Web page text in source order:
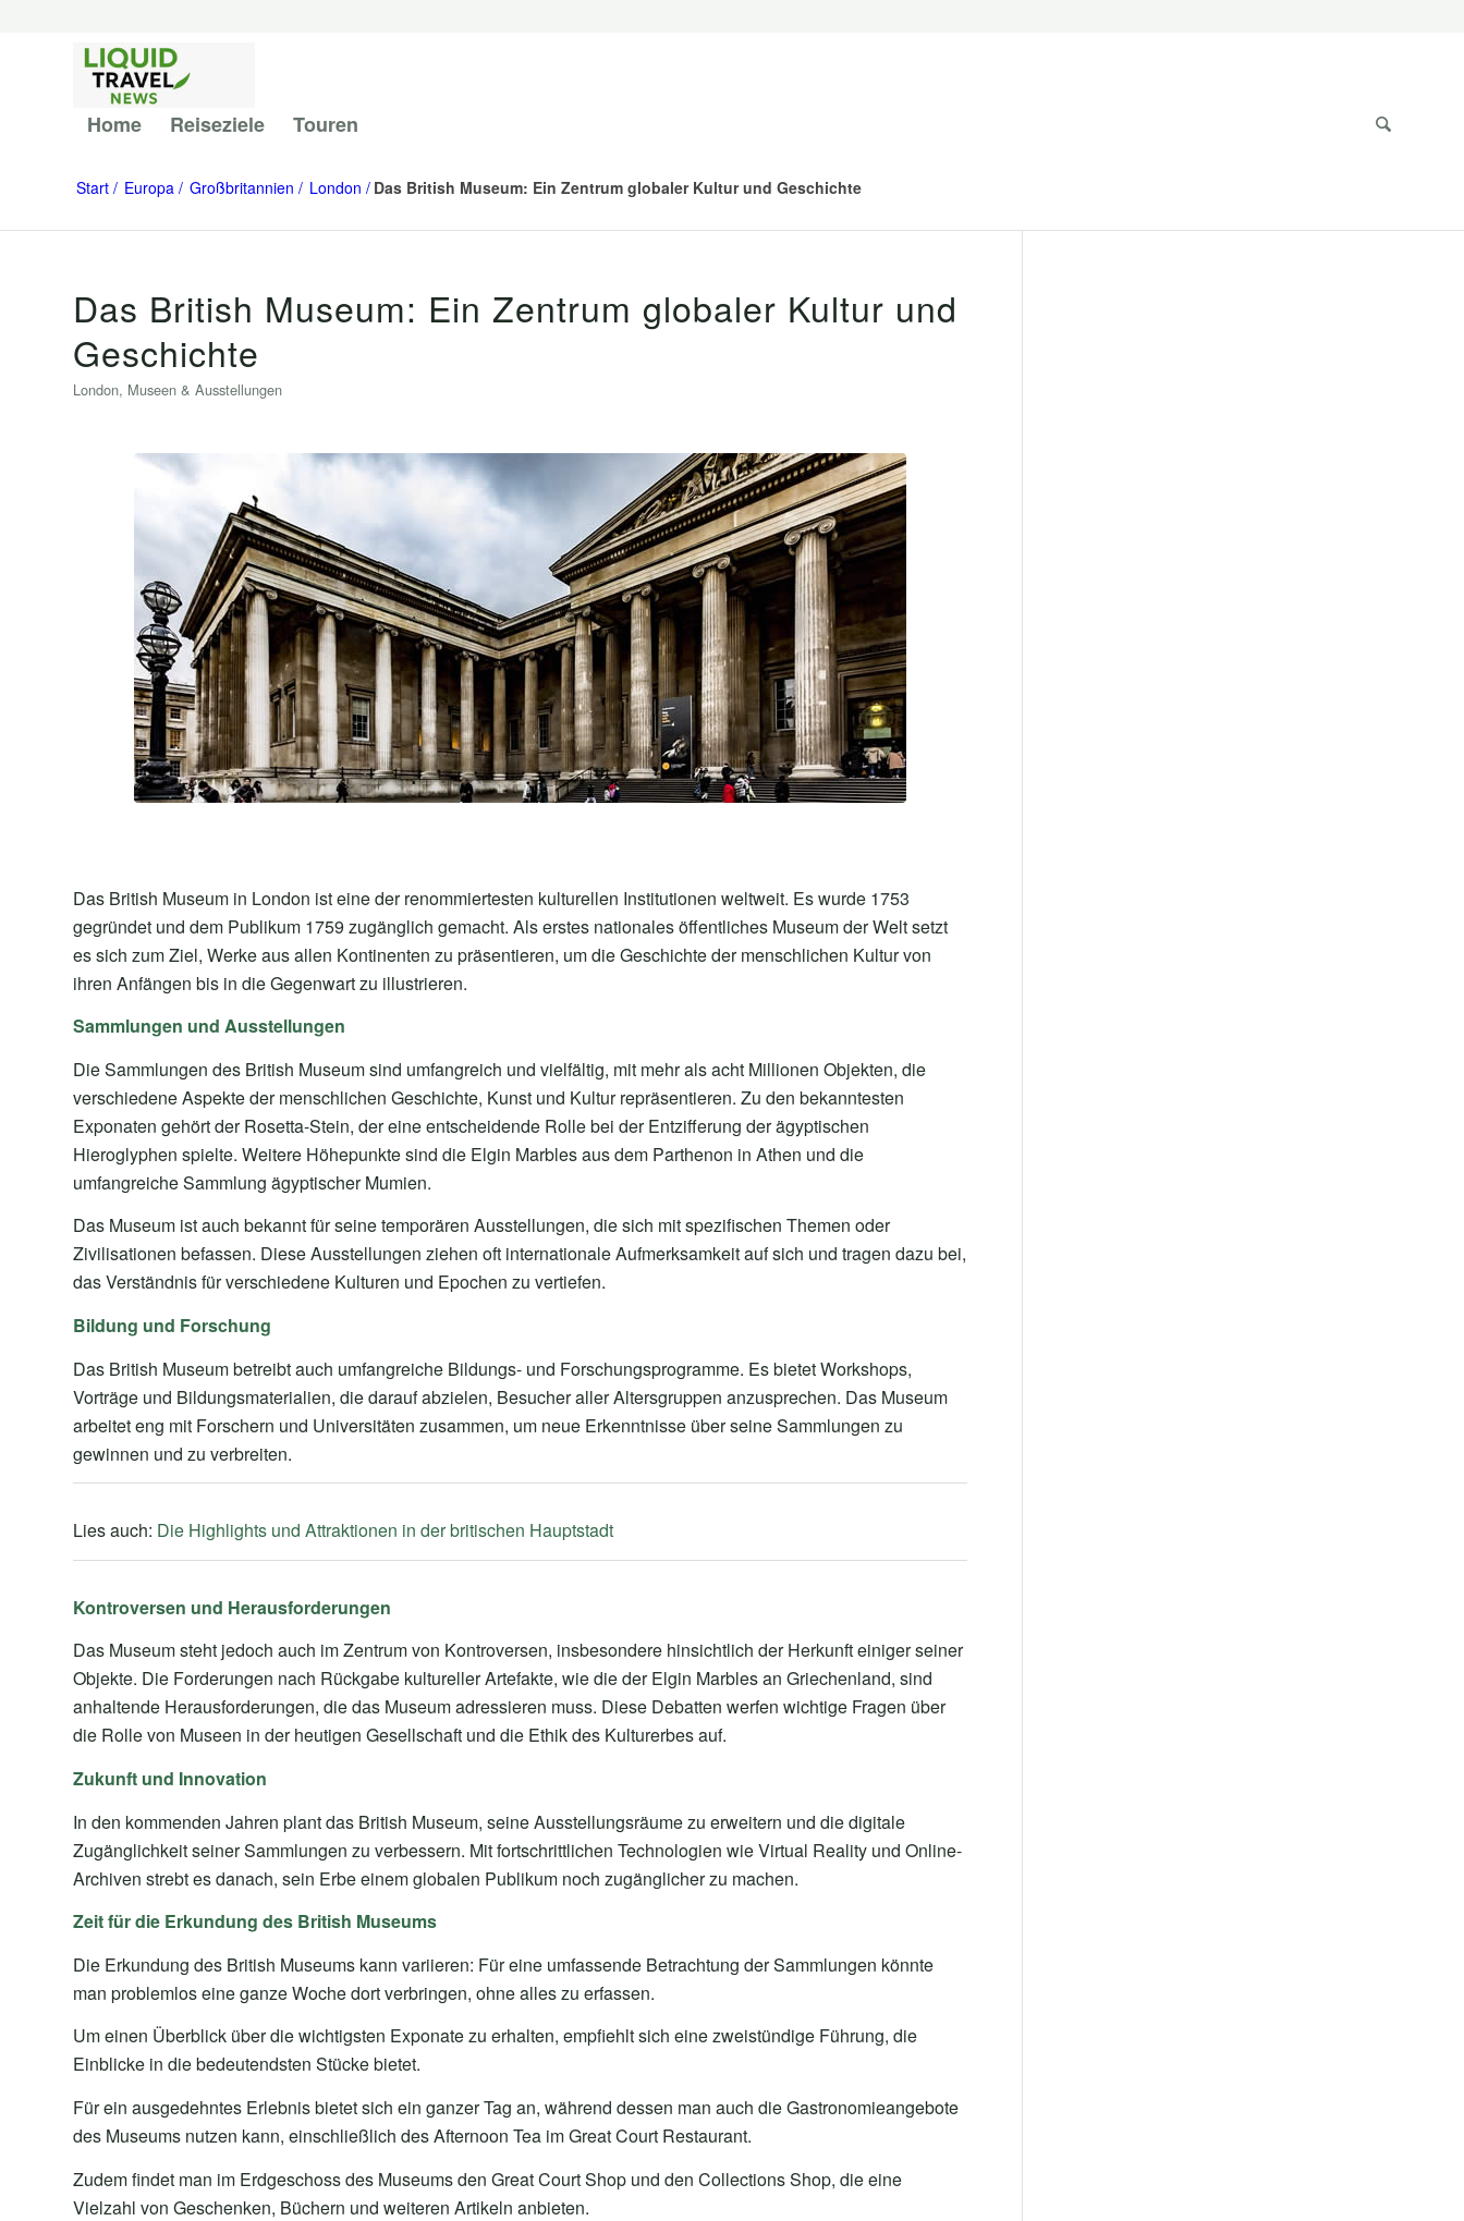
Home Reiseziele Touren
Start Europa Großbritannien London Das British Museum: Ein Zentrum globaler Kultur und Geschichte
Das British Museum: Ein Zentrum globaler Kultur und
Geschichte
London, Museen & Ausstellungen
Das British Museum in London ist eine der renommiertesten kulturellen Institutionen weltweit. Es wurde 1753
gegründet und dem Publikum 1759 zugänglich gemacht. Als erstes nationales öffentliches Museum der Welt setzt
es sich zum Ziel, Werke aus allen Kontinenten zu präsentieren, um die Geschichte der menschlichen Kultur von
ihren Anfängen bis in die Gegenwart zu illustrieren.
Sammlungen und Ausstellungen
Die Sammlungen des British Museum sind umfangreich und vielfältig, mit mehr als acht Millionen Objekten, die
verschiedene Aspekte der menschlichen Geschichte, Kunst und Kultur repräsentieren. Zu den bekanntesten
Exponaten gehört der Rosetta-Stein, der eine entscheidende Rolle bei der Entzifferung der ägyptischen
Hieroglyphen spielte. Weitere Höhepunkte sind die Elgin Marbles aus dem Parthenon in Athen und die
umfangreiche Sammlung ägyptischer Mumien.
Das Museum ist auch bekannt für seine temporären Ausstellungen, die sich mit spezifischen Themen oder
Zivilisationen befassen. Diese Ausstellungen ziehen oft internationale Aufmerksamkeit auf sich und tragen dazu bei,
das Verständnis für verschiedene Kulturen und Epochen zu vertiefen.
Bildung und Forschung
Das British Museum betreibt auch umfangreiche Bildungs- und Forschungsprogramme. Es bietet Workshops,
Vorträge und Bildungsmaterialien, die darauf abzielen, Besucher aller Altersgruppen anzusprechen. Das Museum
arbeitet eng mit Forschern und Universitäten zusammen, um neue Erkenntnisse über seine Sammlungen zu
gewinnen und zu verbreiten.
Lies auch: Die Highlights und Attraktionen in der britischen Hauptstadt
Kontroversen und Herausforderungen
Das Museum steht jedoch auch im Zentrum von Kontroversen, insbesondere hinsichtlich der Herkunft einiger seiner
Objekte. Die Forderungen nach Rückgabe kultureller Artefakte, wie die der Elgin Marbles an Griechenland, sind
anhaltende Herausforderungen, die das Museum adressieren muss. Diese Debatten werfen wichtige Fragen über
die Rolle von Museen in der heutigen Gesellschaft und die Ethik des Kulturerbes auf.
Zukunft und Innovation
In den kommenden Jahren plant das British Museum, seine Ausstellungsräume zu erweitern und die digitale
Zugänglichkeit seiner Sammlungen zu verbessern. Mit fortschrittlichen Technologien wie Virtual Reality und Online-
Archiven strebt es danach, sein Erbe einem globalen Publikum noch zugänglicher zu machen.
Zeit für die Erkundung des British Museums
Die Erkundung des British Museums kann variieren: Für eine umfassende Betrachtung der Sammlungen könnte
man problemlos eine ganze Woche dort verbringen, ohne alles zu erfassen.
Um einen Überblick über die wichtigsten Exponate zu erhalten, empfiehlt sich eine zweistündige Führung, die
Einblicke in die bedeutendsten Stücke bietet.
Für ein ausgedehntes Erlebnis bietet sich ein ganzer Tag an, während dessen man auch die Gastronomieangebote
des Museums nutzen kann, einschließlich des Afternoon Tea im Great Court Restaurant.
Zudem findet man im Erdgeschoss des Museums den Great Court Shop und den Collections Shop, die eine
Vielzahl von Geschenken, Büchern und weiteren Artikeln anbieten.